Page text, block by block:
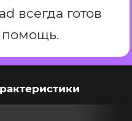
всегда готов
помощь.